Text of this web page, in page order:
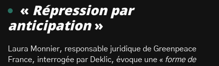
« Répression par
anticipation»
Laura Monnier, responsable juridique de Greenpeace
France, interrogée par Deklic, évoque une « forme de